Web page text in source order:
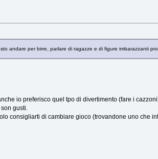
andare per birre, parlare di ragazze e di figure imbarazzanti
io preferisco quel tpo di divertimento (fare i
gusti.
consigliarti di cambiare gioco (trovandone uno che